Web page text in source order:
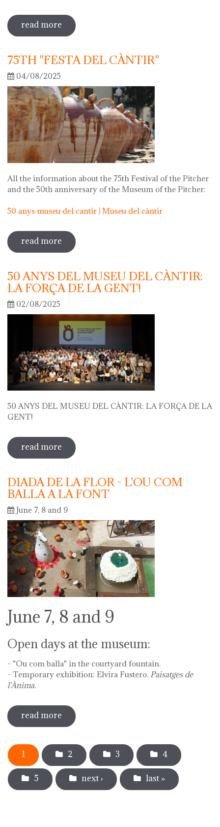
read more sobre hola ceràmica! 2026
75TH "FESTA DEL CÀNTIR"
04/08/2025
All the information about the 75th Festival of the Pitcher
and the 50th anniversary of the Museum of the Pitcher:
50 anys museu del cantir | Museu del càntir
read more sobre 75th "festa del càntir"
50 ANYS DEL MUSEU DEL CÀNTIR:
LA FORÇA DE LA GENT!
02/08/2025
50 ANYS DEL MUSEU DEL CÀNTIR: LA FORÇA DE LA
GENT!
read more sobre 50 anys del museu del càntir: la
força de la gent!
DIADA DE LA FLOR - L'OU COM
BALLA A LA FONT
June 7, 8 and 9
June 7, 8 and 9
Open days at the museum:
- "Ou com balla" in the courtyard fountain.
- Temporary exhibition: Elvira Fustero. Paisatges de
l'Ànima.
read more sobre diada de la flor - l'ou com balla a
la font
Pages
1 2 3 4
5 next › last »